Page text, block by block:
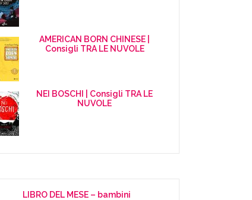
AMERICAN BORN CHINESE |
Consigli TRA LE NUVOLE
NEI BOSCHI | Consigli TRA LE
NUVOLE
LIBRO DEL MESE – bambini